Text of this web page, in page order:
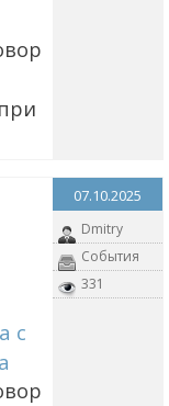
с
07.10.2025
Dmitry
События
331